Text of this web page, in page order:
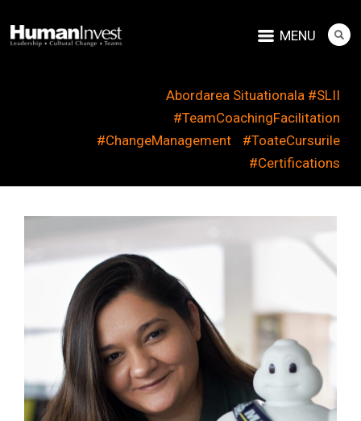
MENU
Abordarea Situationala #SLII
#TeamCoachingFacilitation
#ChangeManagement
#ToateCursurile
#Certifications